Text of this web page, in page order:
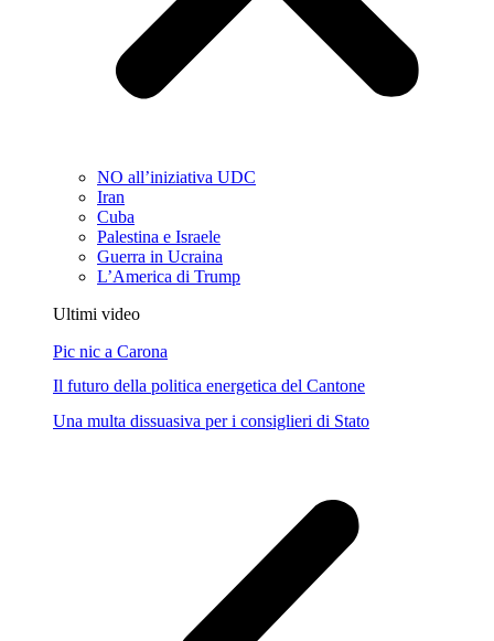
NO all’iniziativa UDC
Iran
Cuba
Palestina e Israele
Guerra in Ucraina
L’America di Trump
Ultimi video
Pic nic a Carona
Il futuro della politica energetica del Cantone
Una multa dissuasiva per i consiglieri di Stato